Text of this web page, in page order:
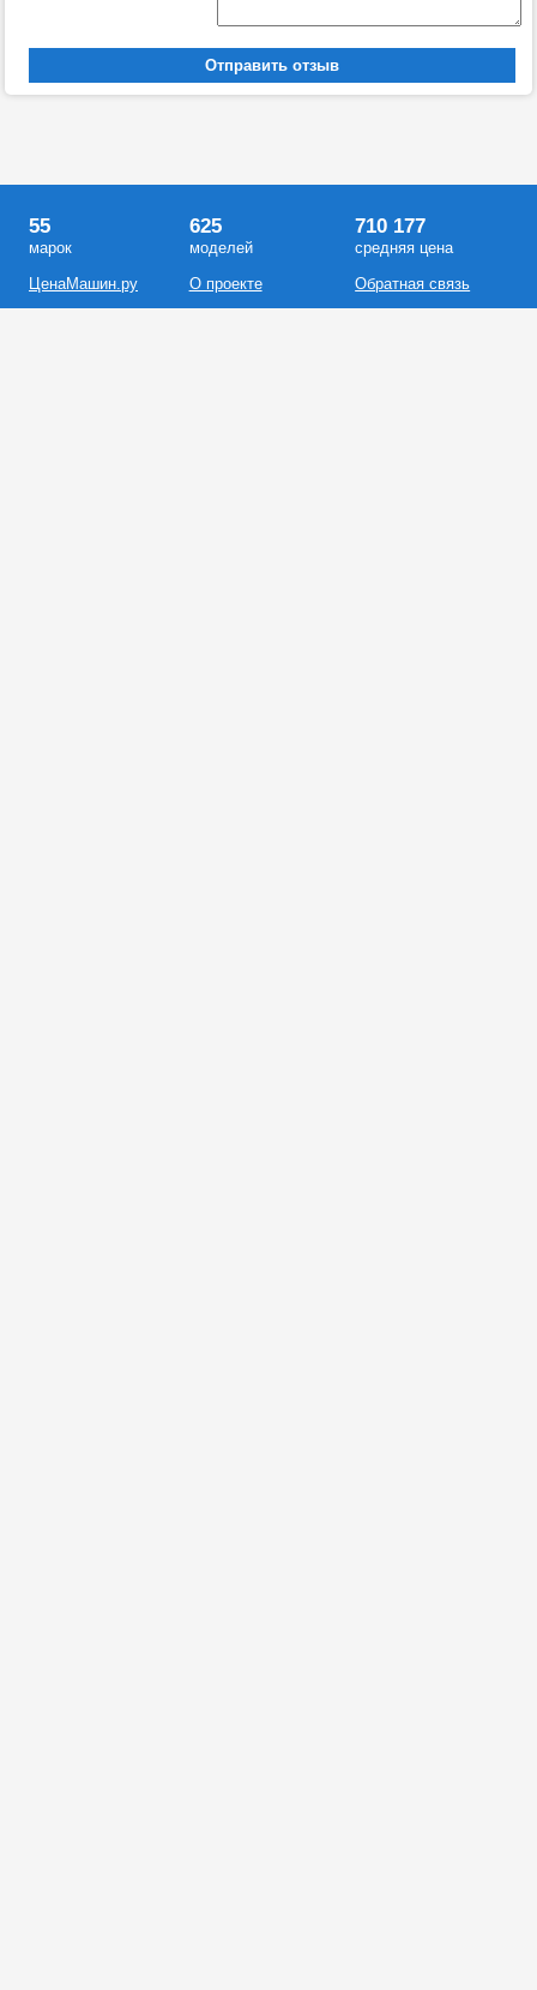
55
марок
ЦенаМашин.ру
625
моделей
О проекте
710 177
средняя цена
Обратная связь